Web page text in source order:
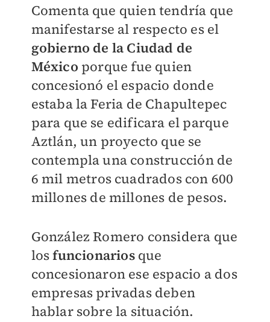
Comenta que quien tendría que
manifestarse al respecto es el
gobierno de la Ciudad de
México porque fue quien
concesionó el espacio donde
estaba la Feria de Chapultepec
para que se edificara el parque
Aztlán, un proyecto que se
contempla una construcción de
6 mil metros cuadrados con 600
millones de millones de pesos.
González Romero considera que
losfuncionarios que
concesionaron ese espacio a dos
empresas privadas deben
hablar sobre la situación.